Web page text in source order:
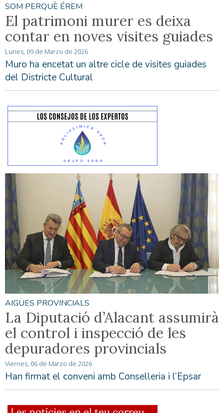
SOM PERQUÈ ÉREM
El patrimoni murer es deixa
contar en noves visites guiades
Lunes, 09 de Marzo de 2026
Muro ha encetat un altre cicle de visites guiades
del Districte Cultural
AIGÜES PROVINCIALS
La Diputació d’Alacant assumirà
el control i inspecció de les
depuradores provincials
Viernes, 06 de Marzo de 2026
Han firmat el conveni amb Conselleria i l’Epsar